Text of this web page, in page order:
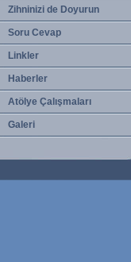
Zihninizi de Doyurun
Soru Cevap
Linkler
Haberler
Atölye Çalışmaları
Galeri